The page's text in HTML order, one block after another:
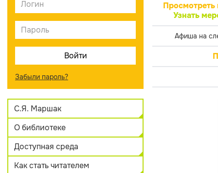
Забыли пароль?
С.Я. Маршак
О библиотеке
Доступная среда
Как стать читателем
Просмотреть
Узнать
Афиша на